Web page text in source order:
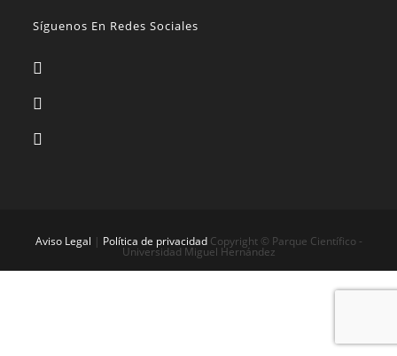
Síguenos En Redes Sociales
Aviso Legal | Política de privacidadCopyright © Parque Científico -
Universidad Miguel Hernández